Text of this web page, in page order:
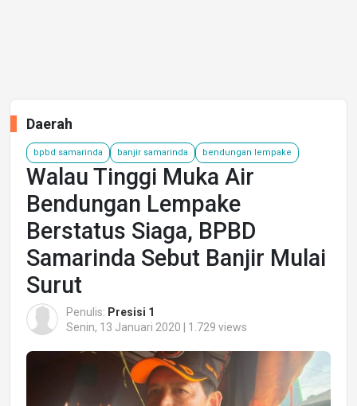
Daerah
bpbd samarinda banjir samarinda bendungan lempake
Walau Tinggi Muka Air
Bendungan Lempake
Berstatus Siaga, BPBD
Samarinda Sebut Banjir Mulai
Surut
Penulis: Presisi 1
Senin, 13 Januari 2020 | 1.729 views